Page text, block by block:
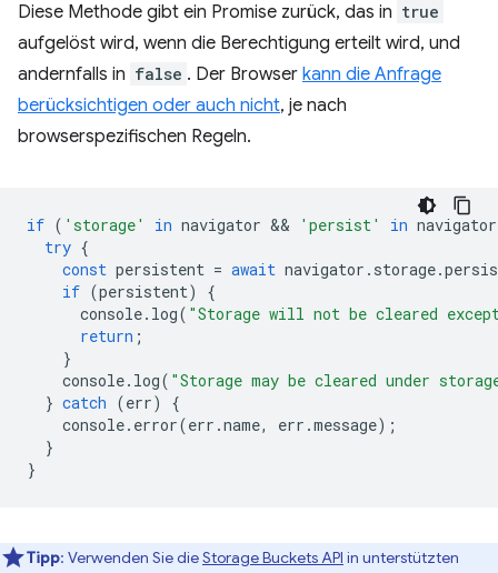
Diese Methode gibt ein Promise zurück, das in true
aufgelöst wird, wenn die Berechtigung erteilt wird, und
andernfalls in false . Der Browser kann die Anfrage
berücksichtigen oder auch nicht, je nach
browserspezifischen Regeln.
if ( 'storage' in navigator && 'persist' in navigator
try {
const persistent = await navigator . storage.
if (persistent)
{
console. log( "Storage will not be cleared
return ;
}
console. log( "Storage may be cleared under
} catch (err)
{
console. error(err .name, err .message);
}
}
Tipp: Verwenden Sie dieStorage Buckets API in unterstützten